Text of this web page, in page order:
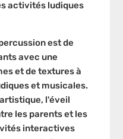
activités ludiques
est de
avec une
et de textures à
et musicales.
l'éveil
les parents et les
interactives